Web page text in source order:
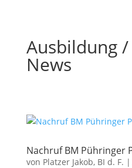
Ausbildung
News
Nachruf BM Pühringer
von Platzer Jakob, BI d. F. |